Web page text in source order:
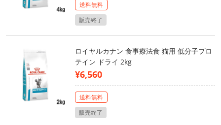
送料無料
販売終了
ロイヤルカナン 食事療法食 猫用 低分子プロ
テイン ドライ 2kg
¥6,560
送料無料
販売終了